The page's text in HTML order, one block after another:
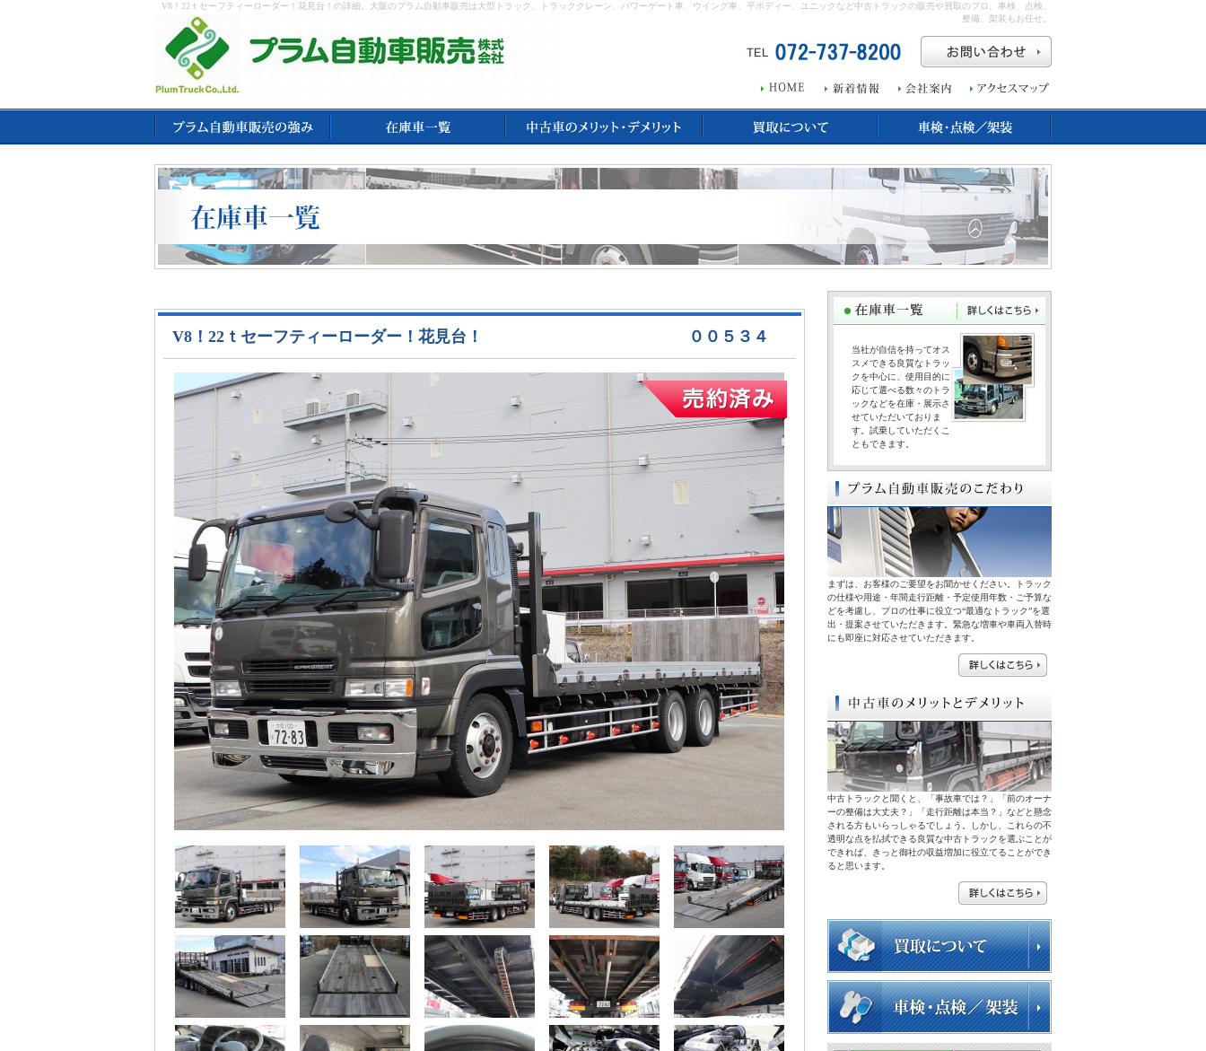
V8！22ｔセーフティーローダー！花見台！の詳細。大阪のプラム自動車販売は大型トラック、トラッククレーン、パワーゲート車、ウイング車、平ボディー、ユニックなど中古トラックの販売や買取のプロ。車検、点検、
整備、架装もお任せ。
V8！22ｔセーフティーローダー！花見台！ ００５３４
当社が自信を持ってオス
スメできる良質なトラッ
クを中心に、使用目的に
応じて選べる数々のトラ
ックなどを在庫・展示さ
せていただいておりま
す。試乗していただくこ
ともできます。
まずは、お客様のご要望をお聞かせください。トラック
の仕様や用途・年間走行距離・予定使用年数・ご予算な
どを考慮し、プロの仕事に役立つ“最適なトラック”を選
出・提案させていただきます。緊急な増車や車両入替時
にも即座に対応させていただきます。
中古トラックと聞くと、「事故車では？」「前のオーナ
ーの整備は大丈夫？」「走行距離は本当？」などと懸念
される方もいらっしゃるでしょう。しかし、これらの不
透明な点を払拭できる良質な中古トラックを選ぶことが
できれば、きっと御社の収益増加に役立てることができ
ると思います。